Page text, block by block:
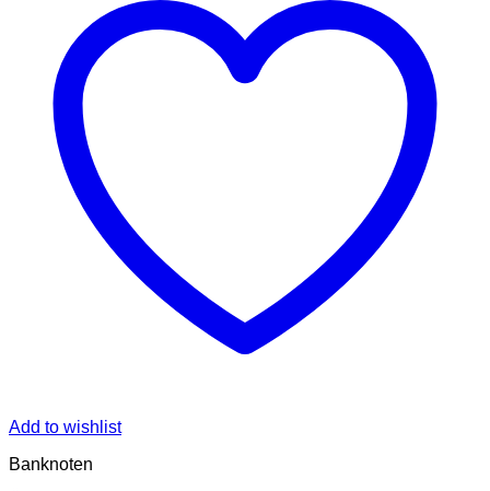
Add to wishlist
Banknoten